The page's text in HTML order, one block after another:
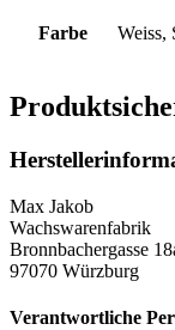
Farbe Weiss,
Max Jakob
Wachswarenfabrik
Bronnbachergasse
97070 Würzburg
Verantwortliche